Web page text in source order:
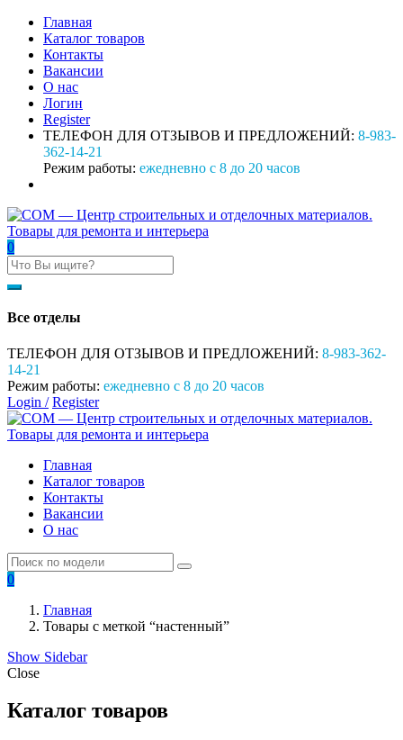
Главная
Каталог товаров
Контакты
Вакансии
О нас
Логин
Register
ТЕЛЕФОН ДЛЯ ОТЗЫВОВ И ПРЕДЛОЖЕНИЙ: 8-983-
362-14-21
Режим работы: ежедневно с 8 до 20 часов
0
Все отделы
ТЕЛЕФОН ДЛЯ ОТЗЫВОВ И ПРЕДЛОЖЕНИЙ: 8-983-362-
14-21
Режим работы: ежедневно с 8 до 20 часов
Login / Register
Главная
Каталог товаров
Контакты
Вакансии
О нас
0
Главная
Товары с меткой “настенный”
Show Sidebar
Close
Каталог товаров